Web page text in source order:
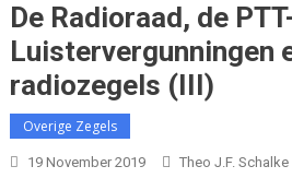
De Radioraad, de
Luistervergunningen
radiozegels (III)
Overige Zegels
19 November 2019 Theo J.F. Schalke